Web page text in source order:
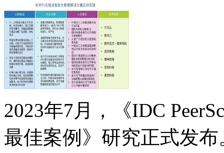
2023年7月，《IDC
最佳案例》研究正式发